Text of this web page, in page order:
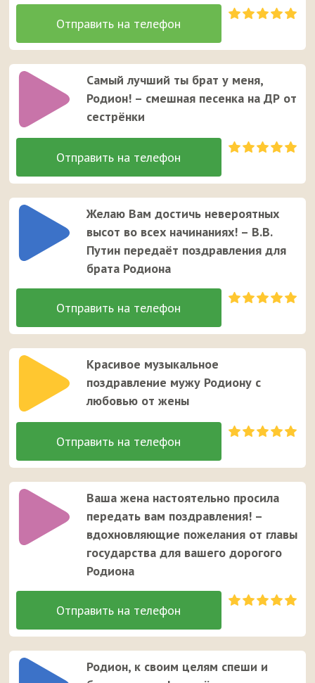
Самый лучший ты брат у меня,
Родион! – смешная песенка на ДР от
сестрёнки
Желаю Вам достичь невероятных
высот во всех начинаниях! – В.В.
Путин передаёт поздравления для
брата Родиона
Красивое музыкальное
поздравление мужу Родиону с
любовью от жены
Ваша жена настоятельно просила
передать вам поздравления! –
вдохновляющие пожелания от главы
государства для вашего дорогого
Родиона
Родион, к своим целям спеши и